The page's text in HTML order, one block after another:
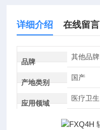
详细介绍 在线留言
品牌
其他品牌
产地类别
国产
应用领域
医疗卫生